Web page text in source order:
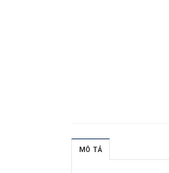
MÔ TẢ